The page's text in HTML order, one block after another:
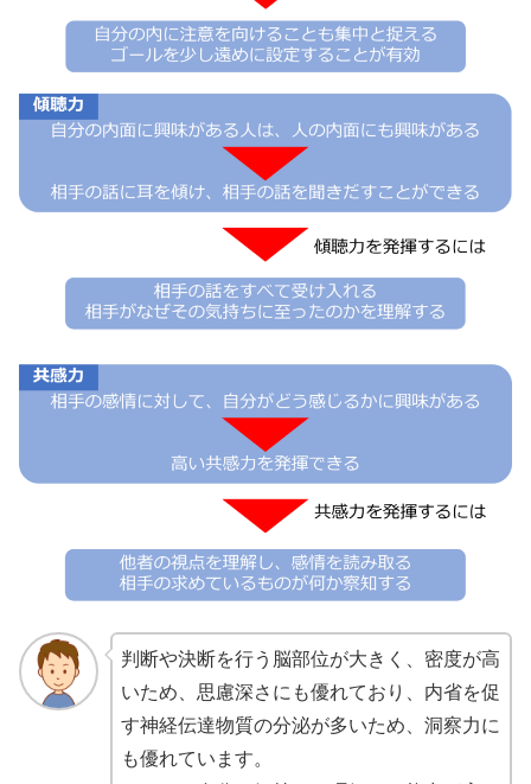
判断や決断を行う脳部位が大きく、密度が高
いため、思慮深さにも優れており、内省を促
す神経伝達物質の分泌が多いため、洞察力に
も優れています。